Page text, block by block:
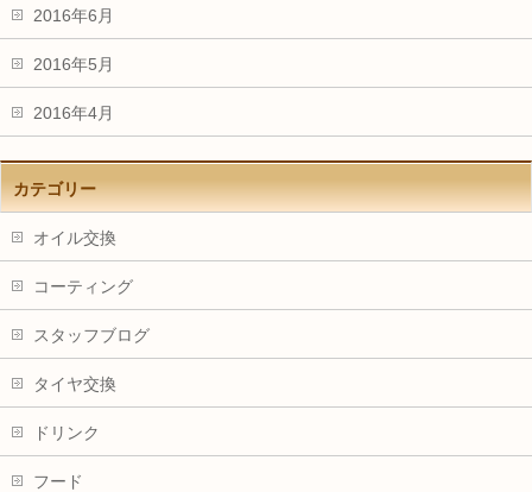
2016年6月
2016年5月
2016年4月
カテゴリー
オイル交換
コーティング
スタッフブログ
タイヤ交換
ドリンク
フード